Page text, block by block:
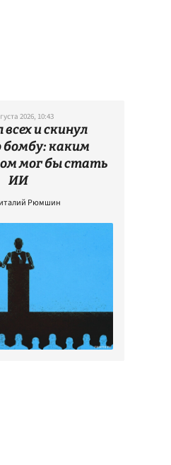
2026, 10:43
и скинул
бомбу: каким
мог бы стать
ИИ
Рюмшин